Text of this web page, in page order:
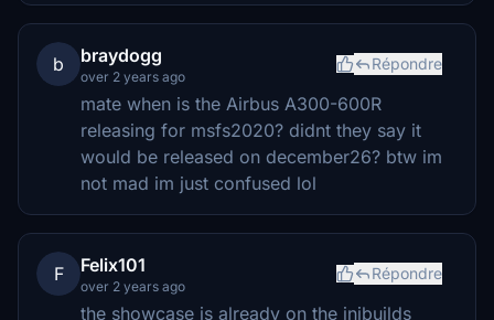
b braydogg
over 2 years ago
Répondre
mate when is the Airbus A300-600R
releasing for msfs2020? didnt they say it
would be released on december26? btw im
not mad im just confused lol
F Felix101
over 2 years ago
Répondre
the showcase is already on the inibuilds